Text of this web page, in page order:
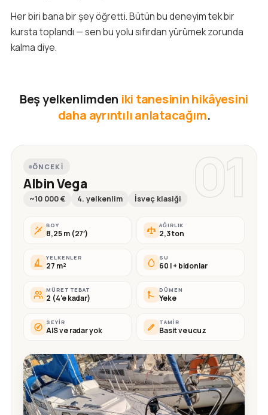
Her biri bana bir şey öğretti. Bütün bu deneyim tek bir
kursta toplandı — sen bu yolu sıfırdan yürümek zorunda
kalma diye.
Beş yelkenlimden iki tanesinin hikâyesini
daha ayrıntılı anlatacağım.
01
ÖNCEKI
Albin Vega
~10 000 € 4. yelkenlim İsveç klasiği
BOY
8,25 m (27′)
AĞIRLIK
2,3 ton
YELKENLER
27 m²
SU
60 l + bidonlar
MÜRETTEBAT
2 (4'e kadar)
DÜMEN
Yeke
SEYIR
AIS ve radar yok
TAMIR
Basit ve ucuz